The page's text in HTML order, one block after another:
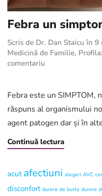
Febra un
Scris de Dr. Dan Staicu în 9
Medicină de Familie,
comentariu
simptom
Febra este un SIMPTOM,
răspuns al organismului
agent patogen dar și în
Continuă lectura
acut afectiuni alegeri AVC
disconfort durere de burta durere